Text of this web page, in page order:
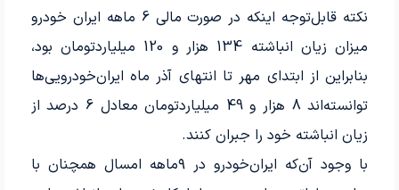
نکته قابل‌توجه اینکه در صورت مالی 6‌ ماهه ایران‌ خودرو
میزان زیان انباشته 134‌ هزار و 120‌ میلیارد‌تومان بود،
بنابراین از ابتدای مهر تا انتهای آذر ماه ایران‌خودرویی‌ها
توانسته‌اند 8 هزار و 49‌ میلیارد‌تومان معادل 6‌ درصد از
زیان انباشته خود را جبران کنند.
با وجود آن‌که ایران‌خودرو در ۹‌ماهه امسال همچنان با